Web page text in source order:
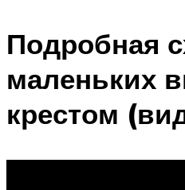
Подробная
маленьких
крестом